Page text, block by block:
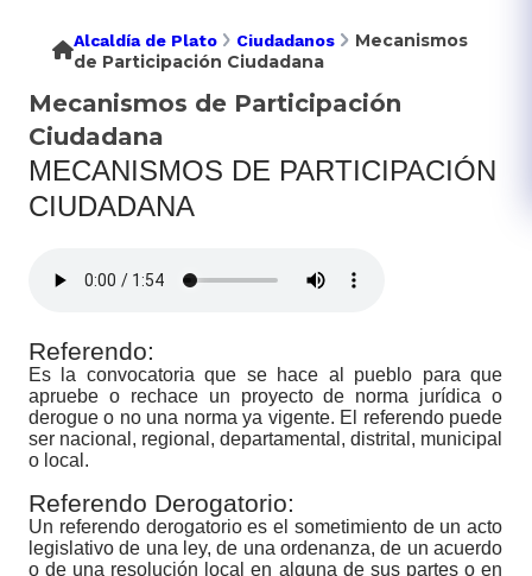
Alcaldía de Plato Ciudadanos
Mecanismos
de Participación Ciudadana
Mecanismos de Participación
Ciudadana
MECANISMOS DE PARTICIPACIÓN
CIUDADANA
Referendo:
Es la convocatoria que se hace al pueblo para que
apruebe o rechace un proyecto de norma jurídica o
derogue o no una norma ya vigente. El referendo puede
ser nacional, regional, departamental, distrital, municipal
o local.
Referendo Derogatorio:
Un referendo derogatorio es el sometimiento de un acto
legislativo de una ley, de una ordenanza, de un acuerdo
o de una resolución local en alguna de sus partes o en